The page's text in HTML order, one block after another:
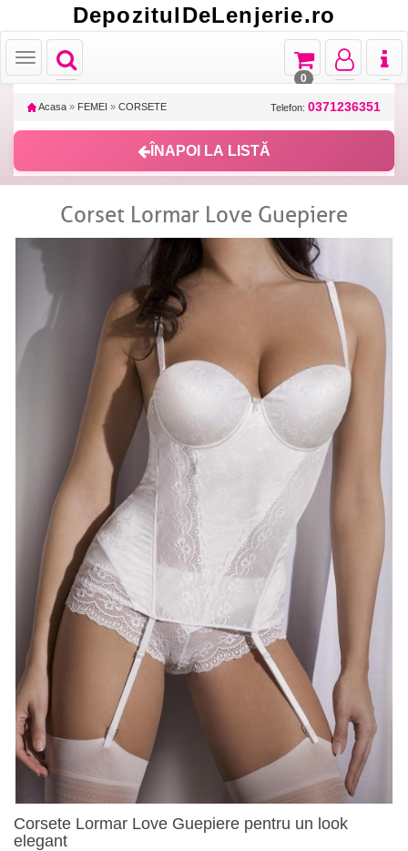
DepozitulDeLenjerie.ro
Toggle
navigation
Toggle
Toggle
navigation
Toggle
navigation
Toggle
navigation
0
Acasa » FEMEI » CORSETE Telefon: 0371236351
ÎNAPOI LA LISTĂ
Corset Lormar Love Guepiere
Corsete Lormar Love Guepiere pentru un look
elegant